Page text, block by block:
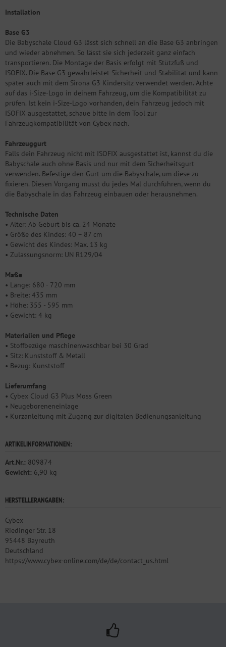
Installation
Base G3
Die Babyschale Cloud G3 lässt sich schnell an die Base G3 anbringen
und wieder abnehmen. So lässt sie sich jederzeit ganz einfach
transportieren. Die Montage der Basis erfolgt mit Stützfuß und
ISOFIX. Die Base G3 gewährleistet Sicherheit und Stabilität und kann
später auch mit dem Sirona G3 Kindersitz verwendet werden. Achte
auf das i-Size-Logo in deinem Fahrzeug, um die Kompatibilität zu
prüfen. Ist kein i-Size-Logo vorhanden, dein Fahrzeug jedoch mit
ISOFIX ausgestattet, schaue bitte in dem Tool zur
Fahrzeugkompatibilität von Cybex nach.
Fahrzeuggurt
Falls dein Fahrzeug nicht mit ISOFIX ausgestattet ist, kannst du die
Babyschale auch ohne Basis und nur mit dem Sicherheitsgurt
verwenden. Befestige den Gurt um die Babyschale, um diese zu
fixieren. Diesen Vorgang musst du jedes Mal durchführen, wenn du
die Babyschale in das Fahrzeug einbauen oder herausnehmen.
Technische Daten
• Alter: Ab Geburt bis ca. 24 Monate
• Größe des Kindes: 40 – 87 cm
• Gewicht des Kindes: Max. 13 kg
• Zulassungsnorm: UN R129/04
Maße
• Länge: 680 - 720 mm
• Breite: 435 mm
• Höhe: 355 - 595 mm
• Gewicht: 4 kg
Materialien und Pflege
• Stoffbezüge maschinenwaschbar bei 30 Grad
• Sitz: Kunststoff & Metall
• Bezug: Kunststoff
Lieferumfang
• Cybex Cloud G3 Plus Moss Green
• Neugeboreneneinlage
• Kurzanleitung mit Zugang zur digitalen Bedienungsanleitung
ARTIKELINFORMATIONEN:
Art.Nr.: 809874
Gewicht: 6,90 kg
HERSTELLERANGABEN:
Cybex
Riedinger Str. 18
95448 Bayreuth
Deutschland
https://www.cybex-online.com/de/de/contact_us.html